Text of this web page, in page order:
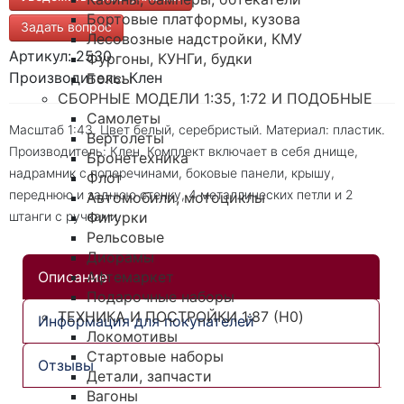
Бортовые платформы, кузова
Лесовозные надстройки, КМУ
Фургоны, КУНГи, будки
Боксы
СБОРНЫЕ МОДЕЛИ 1:35, 1:72 И ПОДОБНЫЕ
Самолеты
Вертолеты
Бронетехника
Флот
Автомобили, мотоциклы
Фигурки
Рельсовые
Диорамы
Афтемаркет
Подарочные наборы
ТЕХНИКА И ПОСТРОЙКИ 1:87 (H0)
Локомотивы
Стартовые наборы
Детали, запчасти
Вагоны
Задать вопрос
Артикул: 2530
Производитель: Клен
Масштаб 1:43. Цвет белый, серебристый. Материал: пластик.
Производитель: Клен. Комплект включает в себя днище,
надрамник с поперечинами, боковые панели, крышу,
переднюю и заднюю стенку, 4 металлических петли и 2
штанги с ручками.
Описание
Информация для покупателей
Отзывы